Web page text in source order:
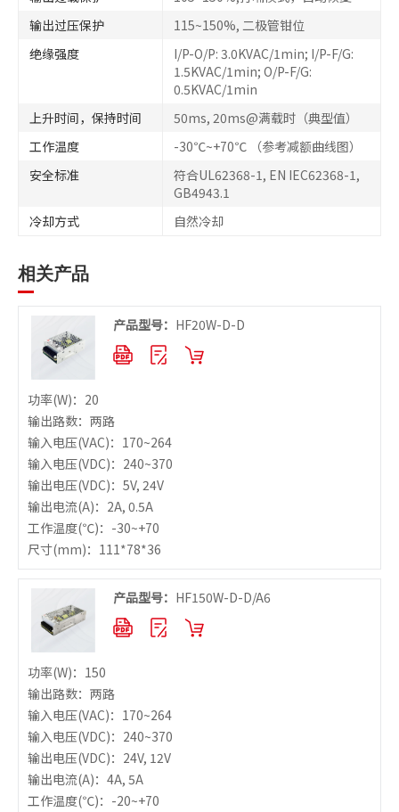
输出过压保护
115~150%, 二极管钳位
绝缘强度
I/P-O/P: 3.0KVAC/1min; I/P-F/G:
1.5KVAC/1min; O/P-F/G:
0.5KVAC/1min
上升时间，保持时间
50ms, 20ms@满载时（典型值）
工作温度
-30℃~+70℃ （参考减额曲线图）
安全标准
符合UL62368-1, EN IEC62368-1,
GB4943.1
冷却方式
自然冷却
相关产品
产品型号： HF20W-D-D
功率(W)：20
输出路数：两路
输入电压(VAC)：170~264
输入电压(VDC)：240~370
输出电压(VDC)：5V, 24V
输出电流(A)：2A, 0.5A
工作温度(℃)：-30~+70
尺寸(mm)：111*78*36
产品型号： HF150W-D-D/A6
功率(W)：150
输出路数：两路
输入电压(VAC)：170~264
输入电压(VDC)：240~370
输出电压(VDC)：24V, 12V
输出电流(A)：4A, 5A
工作温度(℃)：-20~+70